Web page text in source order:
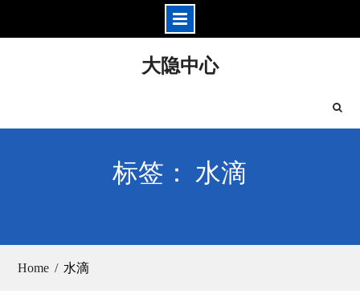
大隐中心
标签： 水滴
Home 水滴